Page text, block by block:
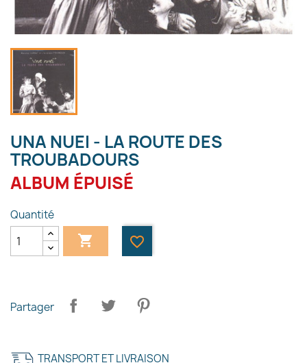
UNA NUEI - LA ROUTE DES
TROUBADOURS
ALBUM ÉPUISÉ
Quantité
 favorite_border
Partager
TRANSPORT ET LIVRAISON